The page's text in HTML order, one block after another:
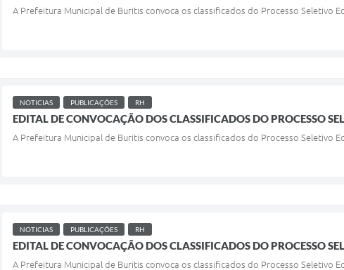
A Prefeitura Municipal de Buritis convoca os classificados do Processo Seletivo
NOTICIAS PUBLICAÇÕES RH
EDITAL DE CONVOCAÇÃO DOS CLASSIFICADOS DO PROCESSO
A Prefeitura Municipal de Buritis convoca os classificados do Processo Seletivo
NOTICIAS PUBLICAÇÕES RH
EDITAL DE CONVOCAÇÃO DOS CLASSIFICADOS DO PROCESSO
A Prefeitura Municipal de Buritis convoca os classificados do Processo Seletivo